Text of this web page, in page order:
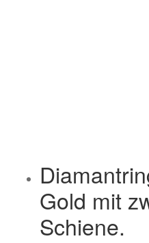
Gold mit
Schiene.